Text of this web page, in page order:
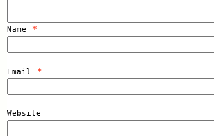
Name *
Email *
Website